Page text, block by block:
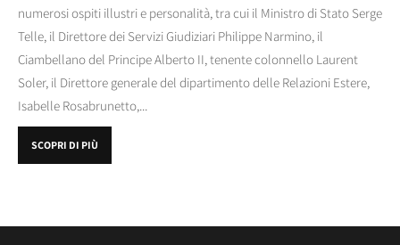
numerosi ospiti illustri e personalità, tra cui il Ministro di Stato Serge
Telle, il Direttore dei Servizi Giudiziari Philippe Narmino, il
Ciambellano del Principe Alberto II, tenente colonnello Laurent
Soler, il Direttore generale del dipartimento delle Relazioni Estere,
Isabelle Rosabrunetto,...
SCOPRI DI PIÙ